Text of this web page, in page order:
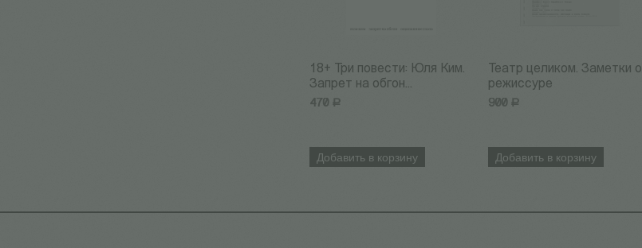
18+ Три повести: Юля Ким.
Запрет на обгон...
470 Р
Добавить в корзину
Театр целиком. Заметки о
режиссуре
900 Р
Добавить в корзину